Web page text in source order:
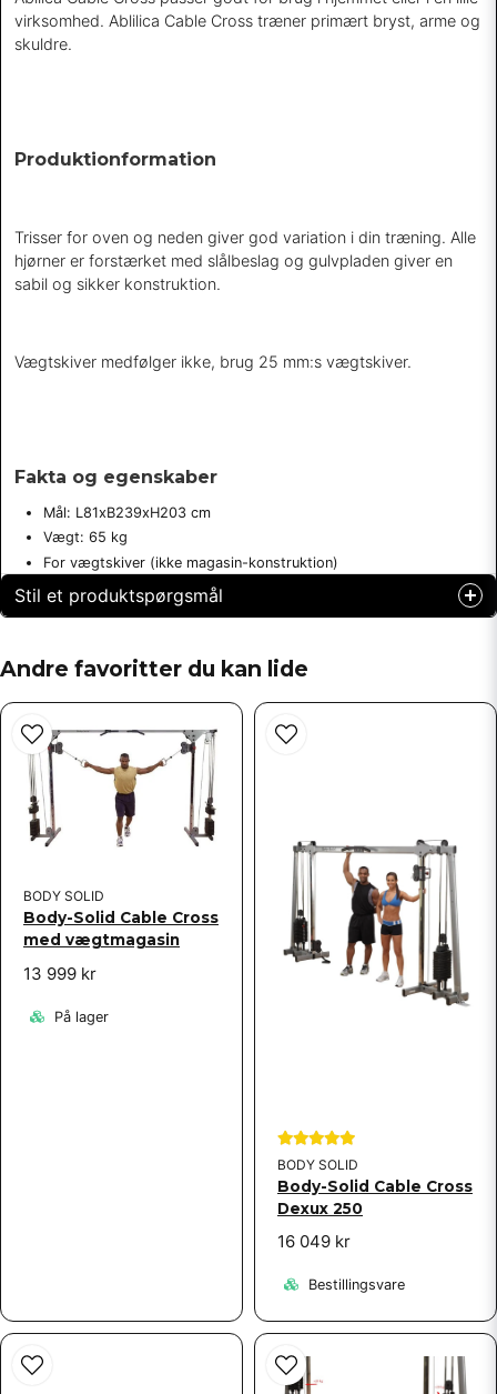
virksomhed. Ablilica Cable Cross træner primært bryst, arme og
skuldre.
Produktionformation
Trisser for oven og neden giver god variation i din træning. Alle
hjørner er forstærket med slålbeslag og gulvpladen giver en
sabil og sikker konstruktion.
Vægtskiver medfølger ikke, brug 25 mm:s vægtskiver.
Fakta og egenskaber
Mål: L81xB239xH203 cm
Vægt: 65 kg
For vægtskiver (ikke magasin-konstruktion)
Stil et produktspørgsmål
Spørg os om noget om dette produkt...
name
Navn
email
Ja, du kan offentliggøre mit spørgsmål
Send spørgsmål
Andre favoritter du kan lide
BODY SOLID
Body-Solid Cable Cross
med vægtmagasin
13 999 kr
På lager
BODY SOLID
Body-Solid Cable Cross
Dexux 250
16 049 kr
Bestillingsvare